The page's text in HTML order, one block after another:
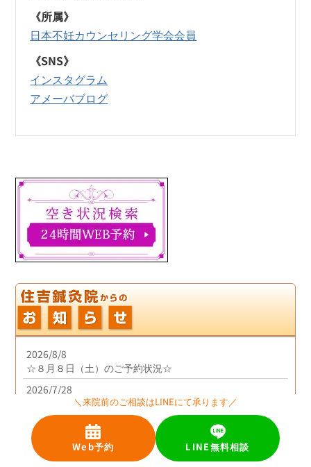
《所属》
日本不妊カウンセリング学会会員
《SNS》
インスタグラム
アメーバブログ
2026/8/8
☆８月８日（土）のご予約状況☆
2026/7/28
８月担当勤務のお知らせ
2026/6/26
７月担当勤務のお知らせ
＼来院前のご相談はLINEにて承ります／
Web予約 LINE無料相談